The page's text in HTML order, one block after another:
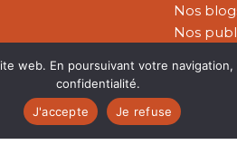
Nos
Nos
© 2026 Croire-
web. En poursuivant votre
confidentialité.
J'accepte
Je refuse